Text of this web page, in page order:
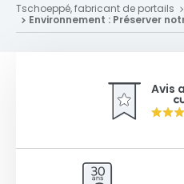
Tschoeppé, fabricant de portails
Environnement : Préserver
Avis